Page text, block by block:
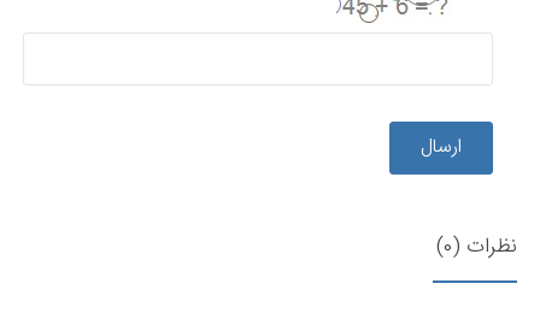
ارسال
نظرات (0)